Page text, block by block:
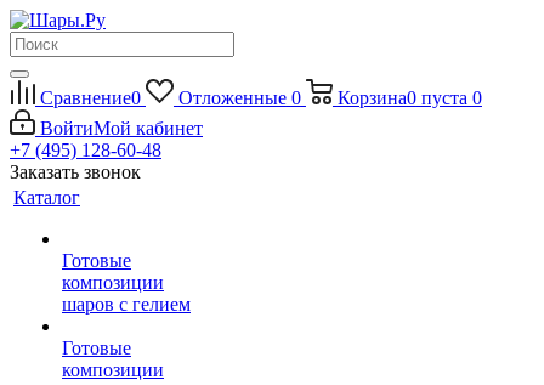
Сравнение0 Отложенные 0 Корзина0 пуста 0
ВойтиМой кабинет
+7 (495) 128-60-48
Заказать звонок
Каталог
Готовые
композиции
шаров с гелием
Готовые
композиции